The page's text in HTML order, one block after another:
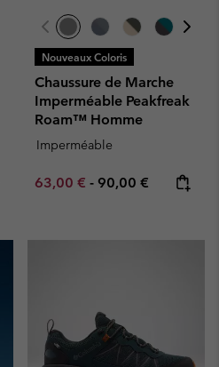
Nouveaux Coloris
Chaussure de Marche
Imperméable Peakfreak
Roam™ Homme
Imperméable
Minimum sale price:
63,00 € - Maximum price:
90,00 €